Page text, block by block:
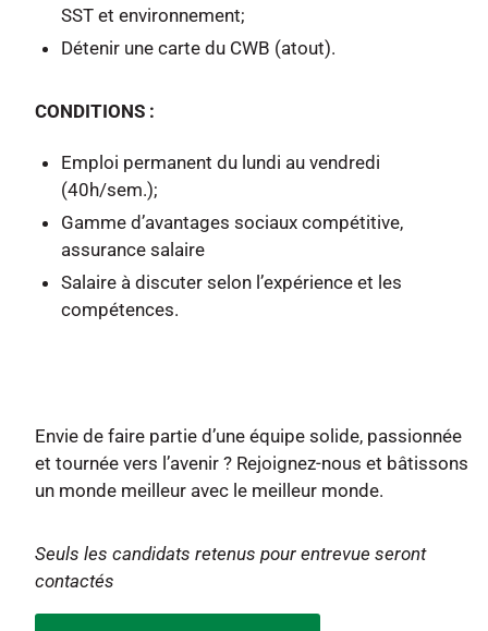
SST et environnement;
Détenir une carte du CWB (atout).
CONDITIONS :
Emploi permanent du lundi au vendredi
(40h/sem.);
Gamme d’avantages sociaux compétitive,
assurance salaire
Salaire à discuter selon l’expérience et les
compétences.
Envie de faire partie d’une équipe solide, passionnée
et tournée vers l’avenir ? Rejoignez-nous et bâtissons
un monde meilleur avec le meilleur monde.
Seuls les candidats retenus pour entrevue seront
contactés